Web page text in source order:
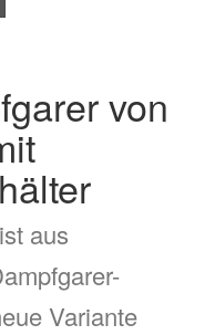
von
aus
Variante